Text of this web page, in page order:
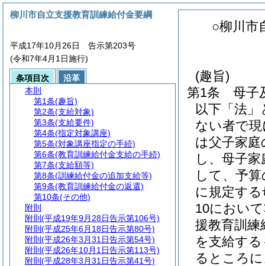
○柳川市
(趣旨)
第1条
母子
以下「法
ない者で
は父子家
し、母子
して、予
に規定す
10におい
援教育訓練
を支給す
るところ
柳川市自立支援教育訓練給付金要綱
平成17年10月26日 告示第203号
(令和7年4月1日施行)
条項目次
沿革
本則
第1条(趣旨)
第2条(支給対象)
第3条(支給要件)
第4条(指定対象講座)
第5条(対象講座指定の手続)
第6条(教育訓練給付金支給の手続)
第7条(支給額等)
第8条(訓練給付金の追加支給等)
第9条(教育訓練給付金の返還)
第10条(その他)
附則
附則 (平成19年9月28日告示第106号)
附則 (平成25年6月18日告示第80号)
附則 (平成26年3月31日告示第54号)
附則 (平成26年10月1日告示第113号)
附則 (平成28年3月31日告示第41号)